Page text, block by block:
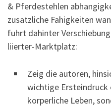
& Pferdestehlen
zusatzliche Fahigkeiten
fuhrt dahinter
liierter-Marktplatz:
Zeig die autoren,
wichtige
korperliche Leben,